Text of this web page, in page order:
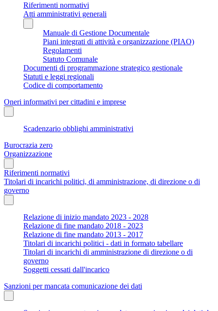
Riferimenti normativi
Atti amministrativi generali
Manuale di Gestione Documentale
Piani integrati di attività e organizzazione (PIAO)
Regolamenti
Statuto Comunale
Documenti di programmazione strategico gestionale
Statuti e leggi regionali
Codice di comportamento
Oneri informativi per cittadini e imprese
Scadenzario obblighi amministrativi
Burocrazia zero
Organizzazione
Riferimenti normativi
Titolari di incarichi politici, di amministrazione, di direzione o di
governo
Relazione di inizio mandato 2023 - 2028
Relazione di fine mandato 2018 - 2023
Relazione di fine mandato 2013 - 2017
Titolari di incarichi politici - dati in formato tabellare
Titolari di incarichi di amministrazione di direzione o di
governo
Soggetti cessati dall'incarico
Sanzioni per mancata comunicazione dei dati